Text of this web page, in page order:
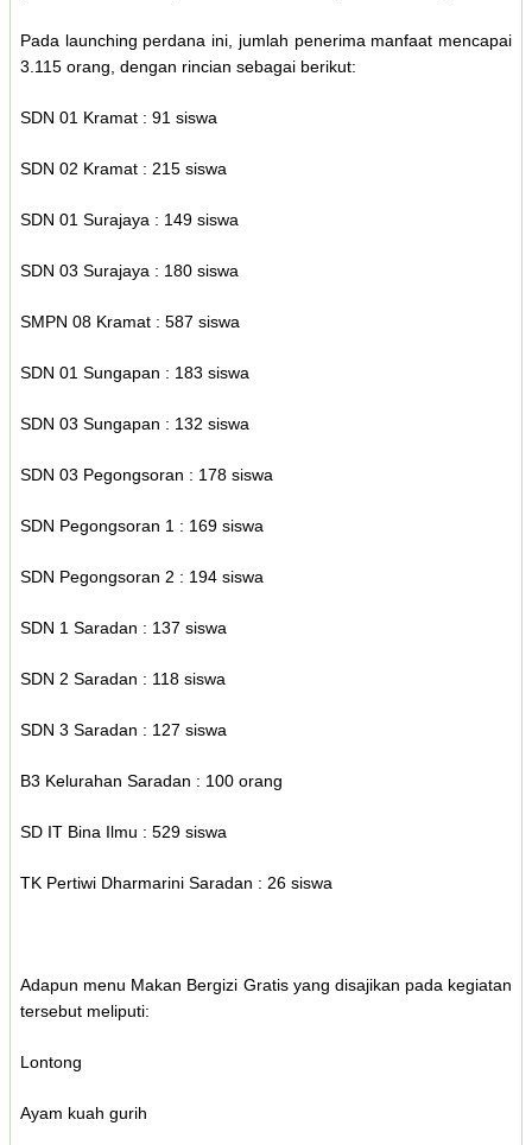
Pada launching perdana ini, jumlah penerima manfaat mencapai
3.115 orang, dengan rincian sebagai berikut:
SDN 01 Kramat : 91 siswa
SDN 02 Kramat : 215 siswa
SDN 01 Surajaya : 149 siswa
SDN 03 Surajaya : 180 siswa
SMPN 08 Kramat : 587 siswa
SDN 01 Sungapan : 183 siswa
SDN 03 Sungapan : 132 siswa
SDN 03 Pegongsoran : 178 siswa
SDN Pegongsoran 1 : 169 siswa
SDN Pegongsoran 2 : 194 siswa
SDN 1 Saradan : 137 siswa
SDN 2 Saradan : 118 siswa
SDN 3 Saradan : 127 siswa
B3 Kelurahan Saradan : 100 orang
SD IT Bina Ilmu : 529 siswa
TK Pertiwi Dharmarini Saradan : 26 siswa
Adapun menu Makan Bergizi Gratis yang disajikan pada kegiatan
tersebut meliputi:
Lontong
Ayam kuah gurih